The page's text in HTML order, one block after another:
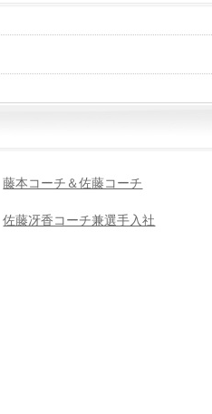
藤本コーチ＆佐藤コーチ
佐藤冴香コーチ兼選手入社